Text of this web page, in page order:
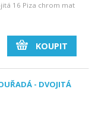
16 Piza chrom mat
KOUPIT
- DVOJITÁ